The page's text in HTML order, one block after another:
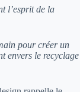
l’esprit de la
pour créer un
envers le recyclage